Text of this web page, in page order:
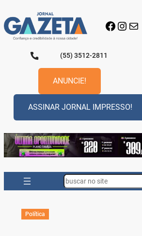
para
o
conteúdo
E-
(55) 3512-2811
ANUNCIE!
ASSINAR JORNAL IMPRESSO!
Search
Política